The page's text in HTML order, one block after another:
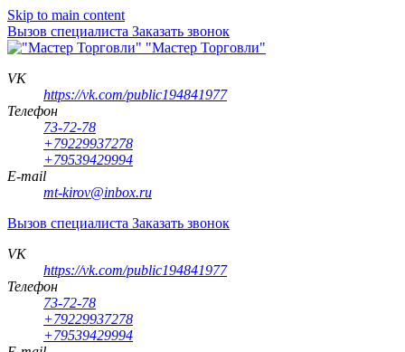
Skip to main content
Вызов специалиста Заказать звонок
"Мастер Торговли"
VK
https://vk.com/public194841977
Телефон
73-72-78
+79229937278
+79539429994
E-mail
mt-kirov@inbox.ru
Вызов специалиста Заказать звонок
VK
https://vk.com/public194841977
Телефон
73-72-78
+79229937278
+79539429994